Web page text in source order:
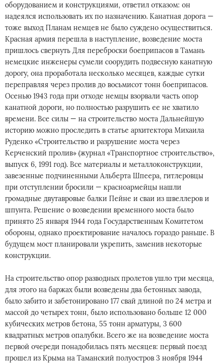
оборудованием и конструкциями, ответил отказом: он
надеялся использовать их по назначению. Канатная дорога —
тоже выход Планам немцев не было суждено осуществиться.
Красная армия перешла в наступление, возведение моста
пришлось свернуть Для переброски боеприпасов в Тамань
немецкие инженеры сумели соорудить подвесную канатную
дорогу, она проработала несколько месяцев, каждые сутки
переправляя через пролив до восьмисот тонн боеприпасов.
Осенью 1943 года при отходе немцы взорвали часть опор
канатной дороги, но полностью разрушить ее не хватило
времени. Все силы — на строительство моста Дальнейшую
историю можно проследить в статье архитектора Михаила
Руденко «Строительство и разрушение моста через
Керченский пролив» (журнал «Транспортное строительство»,
выпуск 6, 1991 год). Все материалы и металлоконструкции,
завезенные подчиненными Альберта Шпеера, гитлеровцы
при отступлении бросили — красноармейцы нашли
громадные двутавровые балки Пейне и сваи из швеллеров и
шпунта. Решение о возведении временного моста было
принято 25 января 1944 года Государственным Комитетом
обороны, однако проектирование началось гораздо раньше. В
будущем мост планировали укрепить, заменив некоторые
конструкции.
На строительство опор разводных пролетов ушло три месяца,
для этого на баржах были возведены два бетонных завода,
было забито и забетонировано 177 свай длиной по 24 метра и
массой до четырех тонн, было использовано больше 12 000
кубических метров бетона, 55 тонн арматуры, 3 600
квадратных метров опалубки. Всего же на возведение моста
первой очереди понадобилась пять месяцев: первый поезд
прошел из Крыма на Таманский полуостров 3 ноября 1944